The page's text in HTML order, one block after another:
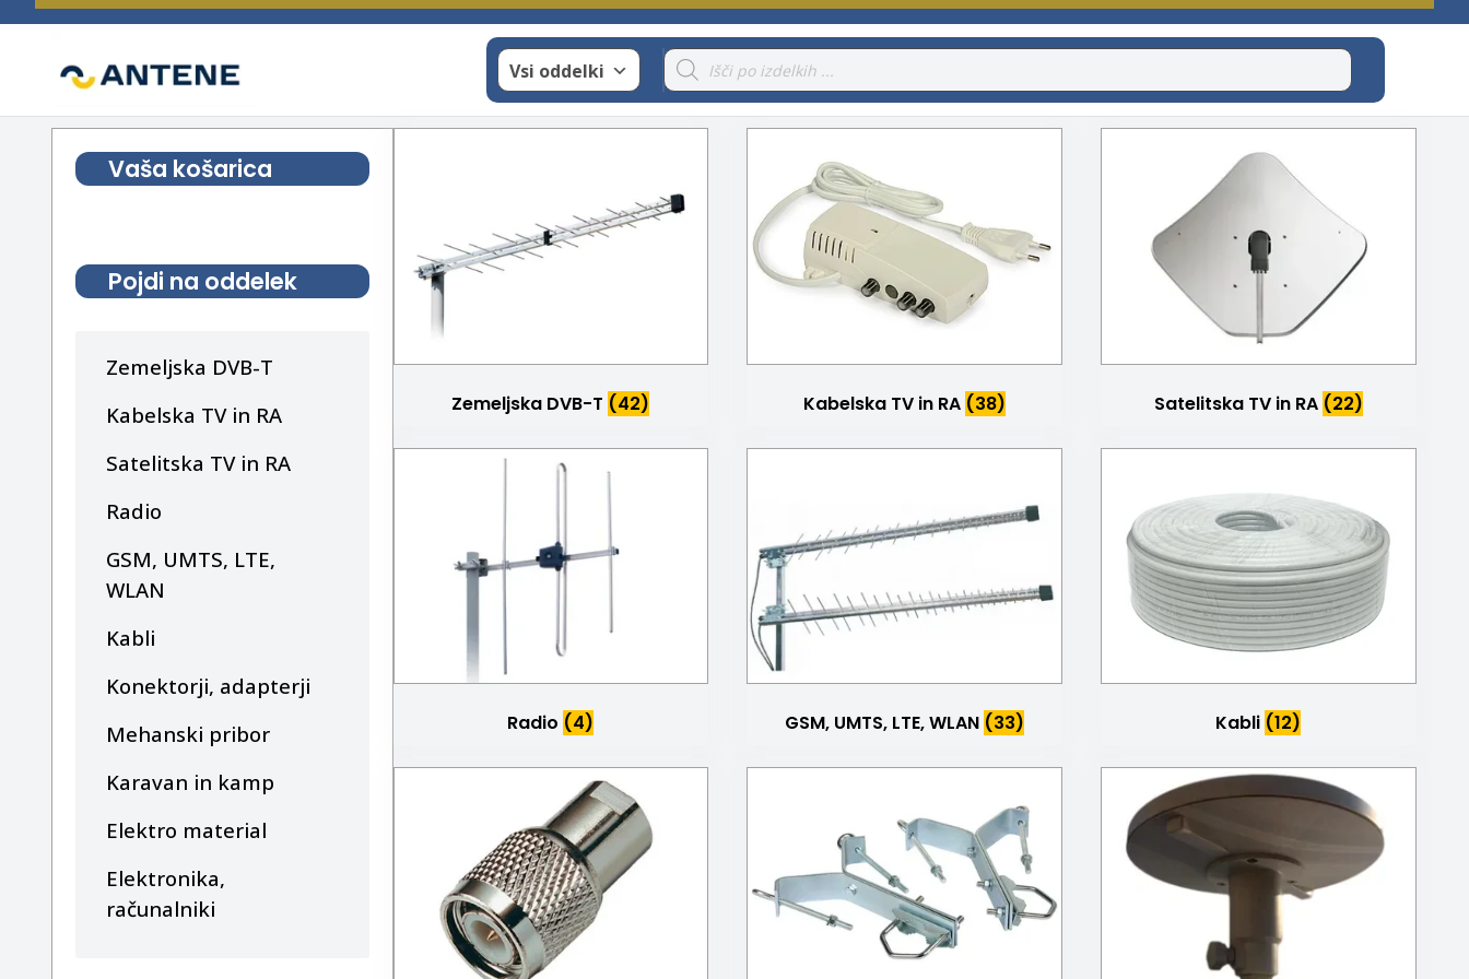
Vsi oddelki
Products
search
Zemeljska DVB-T (42) Kabelska TV in RA (38) Satelitska TV in RA (22)
Radio (4) GSM, UMTS, LTE, WLAN (33) Kabli (12)
Vaša košarica
Pojdi na oddelek
Zemeljska DVB-T
Kabelska TV in RA
Satelitska TV in RA
Radio
GSM, UMTS, LTE,
WLAN
Kabli
Konektorji, adapterji
Mehanski pribor
Karavan in kamp
Elektro material
Elektronika,
računalniki